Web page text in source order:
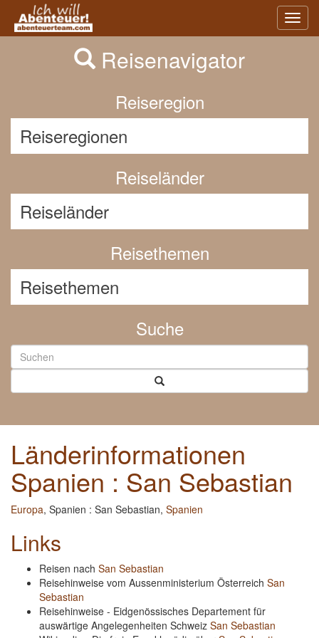
Previous
Reisenavigator
Reiseregion
Reiseländer
Reisethemen
Suche
Länderinformationen
Spanien : San Sebastian
Europa, Spanien : San Sebastian, Spanien
Links
Reisen nach San Sebastian
Reisehinweise vom Aussenministerium Österreich San
Sebastian
Reisehinweise - Eidgenössisches Departement für
auswärtige Angelegenheiten Schweiz San Sebastian